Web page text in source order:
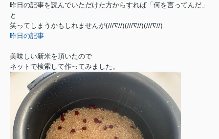
昨日の記事を読んでいただけた方からすれば 「何を言ってんだ」
と
笑ってしまうかもしれませんが(///∇//)(///∇//)(///∇//)
昨日の記事
美味しい新米を頂いたので
ネットで検索して作ってみました。